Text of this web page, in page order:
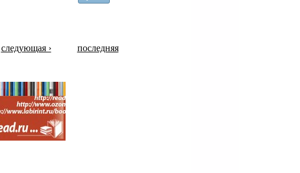
следующая ›
последняя